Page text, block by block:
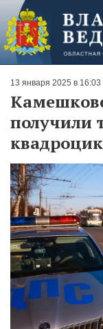
13 января 2025 в 16:03
получили